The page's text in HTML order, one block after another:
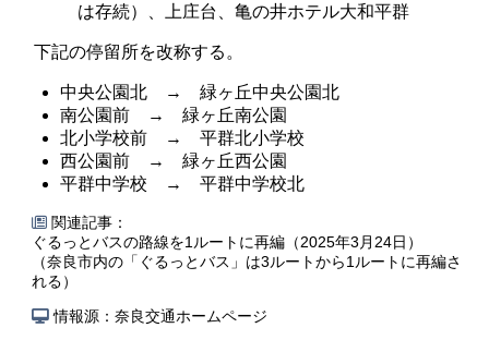
は存続）、上庄台、亀の井ホテル大和平群
下記の停留所を改称する。
中央公園北 → 緑ヶ丘中央公園北
南公園前 → 緑ヶ丘南公園
北小学校前 → 平群北小学校
西公園前 → 緑ヶ丘西公園
平群中学校 → 平群中学校北
関連記事：
ぐるっとバスの路線を1ルートに再編（2025年3月24日）
（奈良市内の「ぐるっとバス」は3ルートから1ルートに再編さ
れる）
情報源：奈良交通ホームページ